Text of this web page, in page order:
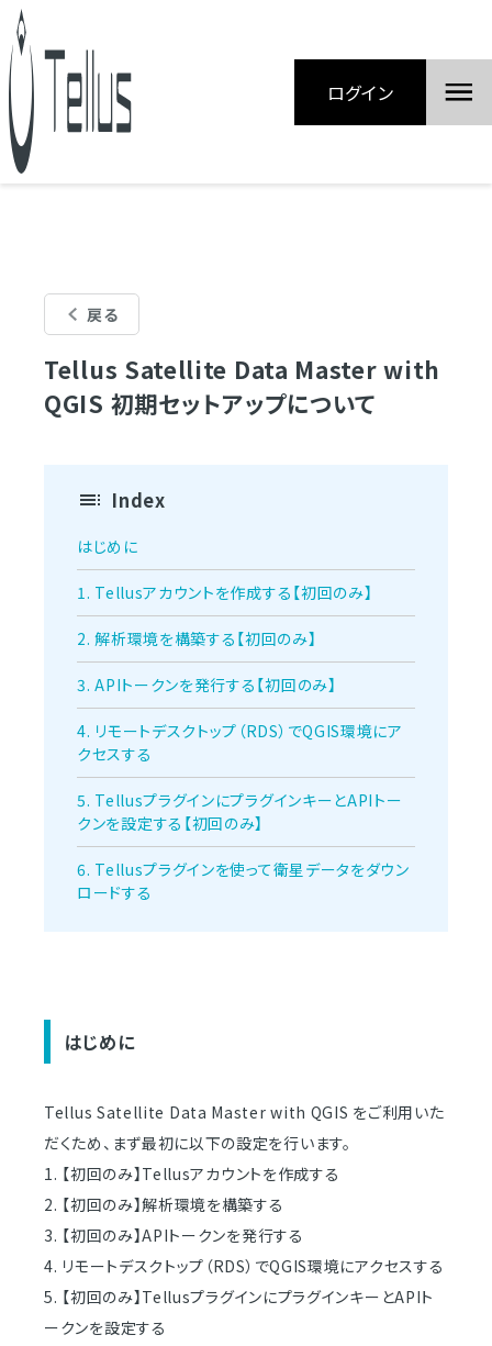
ログイン
戻る
Tellus Satellite Data Master with
QGIS 初期セットアップについて
Index
はじめに
1. Tellusアカウントを作成する【初回のみ】
2. 解析環境を構築する【初回のみ】
3. APIトークンを発行する【初回のみ】
4. リモートデスクトップ（RDS）でQGIS環境にア
クセスする
5. TellusプラグインにプラグインキーとAPIトー
クンを設定する【初回のみ】
6. Tellusプラグインを使って衛星データをダウン
ロードする
はじめに
Tellus Satellite Data Master with QGIS をご利用いた
だくため、まず最初に以下の設定を行います。
1. 【初回のみ】Tellusアカウントを作成する
2. 【初回のみ】解析環境を構築する
3. 【初回のみ】APIトークンを発行する
4. リモートデスクトップ（RDS）でQGIS環境にアクセスする
5. 【初回のみ】TellusプラグインにプラグインキーとAPIト
ークンを設定する